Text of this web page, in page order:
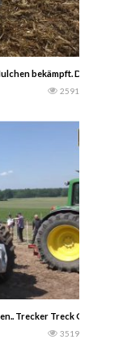
bekämpft. Dragone
2591
Trecker Treck Groß
3519